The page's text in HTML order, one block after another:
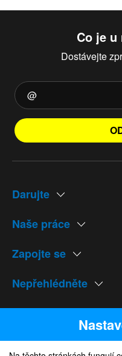
Co je u
Dostávejte
Darujte
Naše práce
Zapojte se
Nepřehlédněte
Naše weby